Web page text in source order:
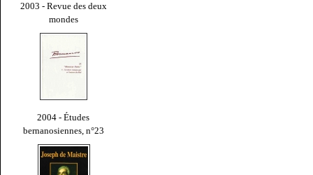
2003 - Revue des deux
mondes
2004 - Études
bernanosiennes, n°23